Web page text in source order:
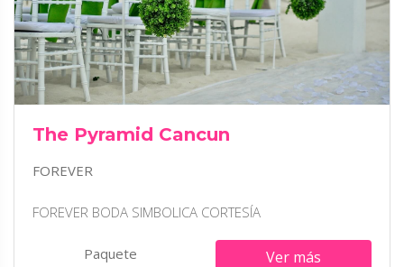
The Pyramid Cancun
FOREVER
FOREVER BODA SIMBOLICA CORTESÍA
Paquete
Ver más